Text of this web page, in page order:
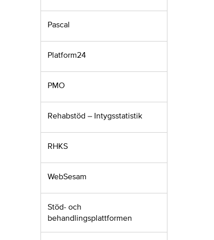
Pascal
Platform24
PMO
Rehabstöd – Intygsstatistik
RHKS
WebSesam
Stöd- och
behandlingsplattformen